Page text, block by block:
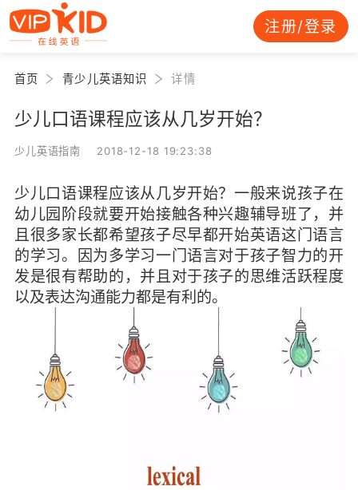
注册/登录
首页 青少儿英语知识 详情
少儿口语课程应该从几岁开始？
少儿英语指南 2018-12-18 19:23:38
少儿口语课程应该从几岁开始？一般来说孩子在
幼儿园阶段就要开始接触各种兴趣辅导班了，并
且很多家长都希望孩子尽早都开始英语这门语言
的学习。因为多学习一门语言对于孩子智力的开
发是很有帮助的，并且对于孩子的思维活跃程度
以及表达沟通能力都是有利的。